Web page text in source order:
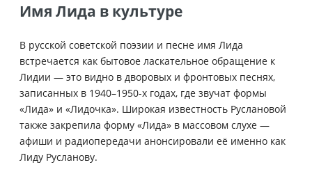
Имя Лида в культуре
В русской советской поэзии и песне имя Лида
встречается как бытовое ласкательное обращение к
Лидии — это видно в дворовых и фронтовых песнях,
записанных в 1940–1950-х годах, где звучат формы
«Лида» и «Лидочка». Широкая известность Руслановой
также закрепила форму «Лида» в массовом слухе —
афиши и радиопередачи анонсировали её именно как
Лиду Русланову.